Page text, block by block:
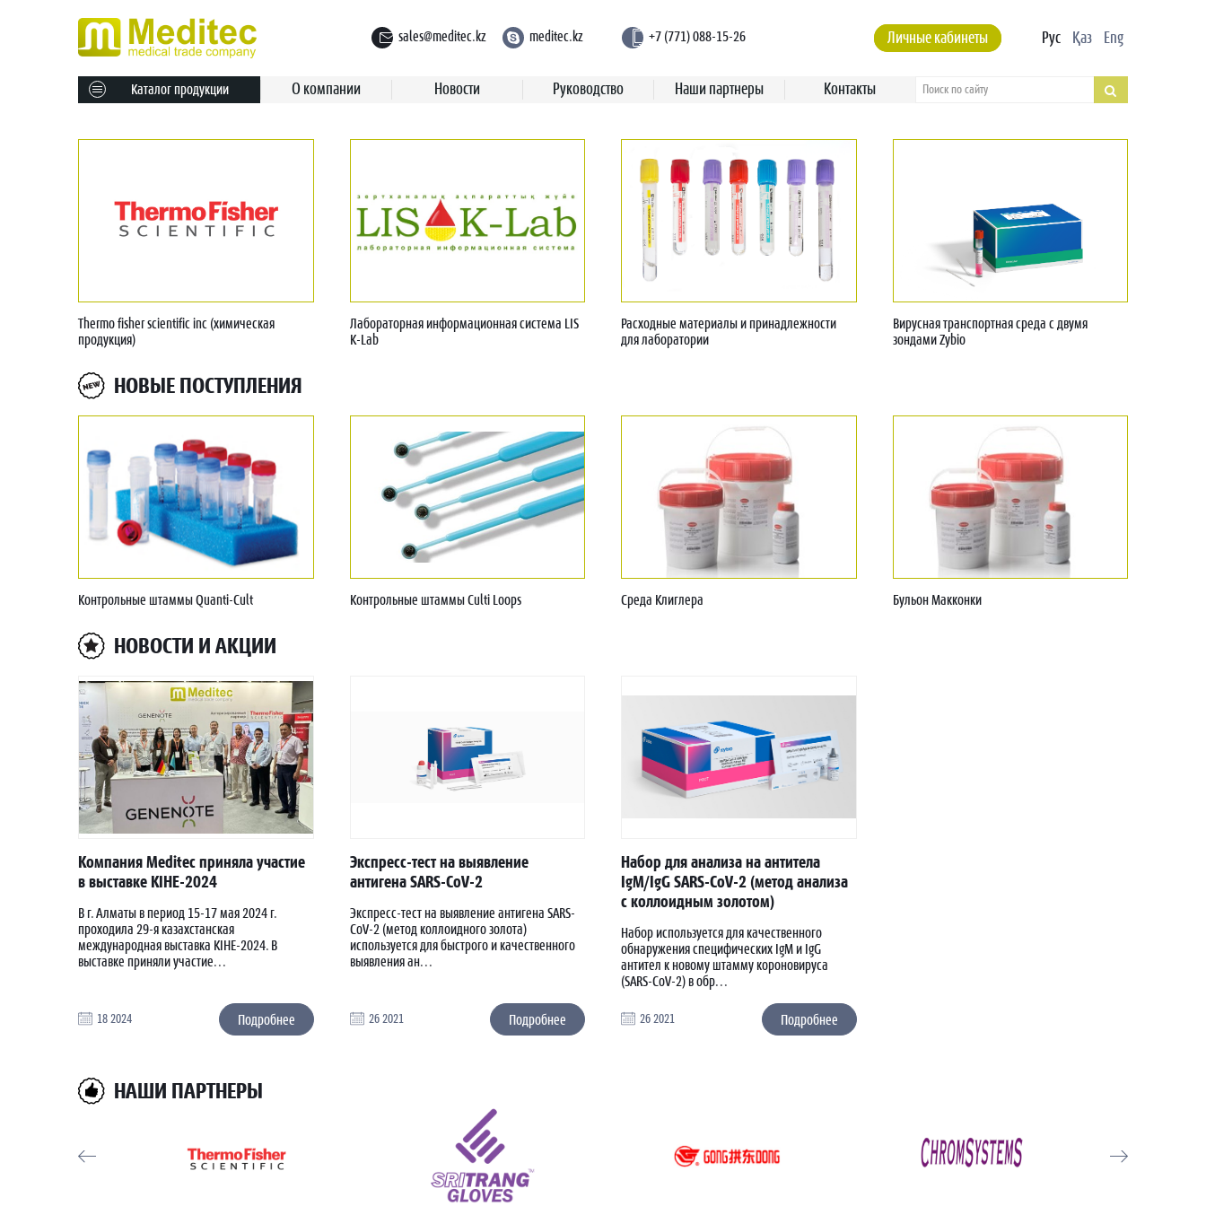
sales@meditec.kz meditec.kz +7 (771) 088-15-26 Личные кабинеты Рус Қаз Eng
Каталог продукции О компании Новости Руководство Наши партнеры Контакты
Thermo fisher scientific inc (химическая
продукция)
Лабораторная информационная система LIS
K-Lab
Расходные материалы и принадлежности
для лаборатории
Вирусная транспортная среда с двумя
зондами Zybio
НОВЫЕ ПОСТУПЛЕНИЯ
Контрольные штаммы Quanti-Cult Контрольные штаммы Culti Loops Среда Клиглера Бульон Макконки
НОВОСТИ И АКЦИИ
Компания Meditec приняла участие
в выставке KIHE-2024
В г. Алматы в период 15-17 мая 2024 г.
проходила 29-я казахстанская
международная выставка KIHE-2024. В
выставке приняли участие...
18 2024 Подробнее
Экспресс-тест на выявление
антигена SARS-CoV-2
Экспресс-тест на выявление антигена SARS-
CoV-2 (метод коллоидного золота)
используется для быстрого и качественного
выявления ан...
26 2021 Подробнее
Набор для анализа на антитела
IgM/IgG SARS-CoV-2 (метод анализа
с коллоидным золотом)
Набор используется для качественного
обнаружения специфических IgM и IgG
антител к новому штамму короновируса
(SARS-CoV-2) в обр...
26 2021 Подробнее
НАШИ ПАРТНЕРЫ